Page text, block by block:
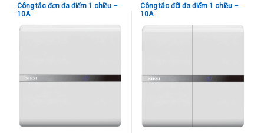
Công tắc đơn đa điểm 1 chiều –
10A
Công tắc đôi đa điểm 1 chiều –
10A